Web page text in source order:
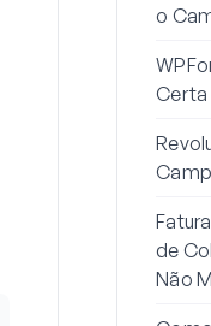
o
Certa
de
Não